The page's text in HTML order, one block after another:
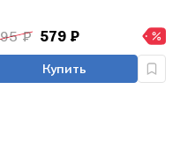
₽ 579 ₽
Купить